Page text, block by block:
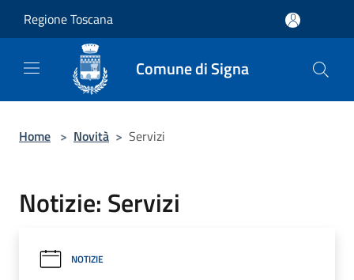
Regione Toscana
Comune di Signa
Home > Novità > Servizi
Notizie: Servizi
NOTIZIE